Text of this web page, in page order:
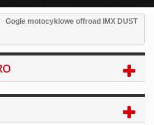
Gogle motocyklowe offroad IMX DUST